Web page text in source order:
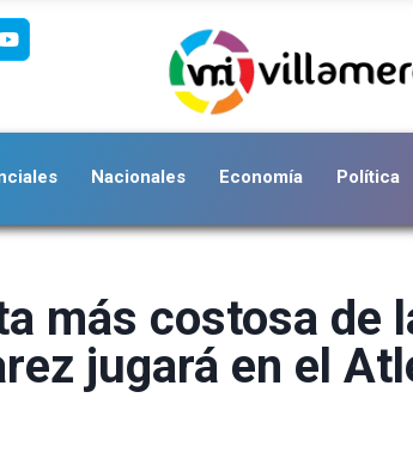
Nacionales Economía Política
más costosa
jugará en el